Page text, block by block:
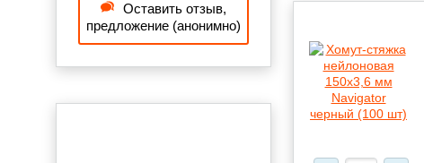
Оставить отзыв,
предложение (анонимно)